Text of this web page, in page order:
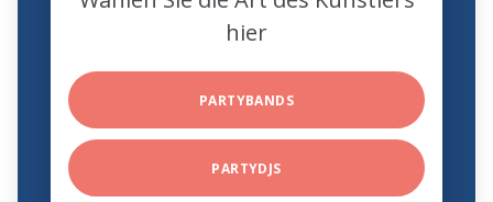
hier
PARTYBANDS
PARTYDJS